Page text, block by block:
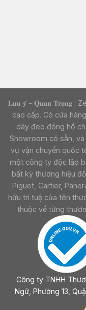
𝐋𝐮̛𝐮 𝐲́ - 𝐐𝐮𝐚𝐧 𝐓𝐫𝐨̣𝐧𝐠 :
cao cấp. Có cửa
dây đeo đồng hồ
Showroom có sẵn,
vụ vận chuyển quốc
một công ty độc lập
bất kỳ thương hiệu
Piguet, Cartier,
hữu trí tuệ của tên
thuộc về từng
Công ty TNHH
Ngữ, Phường 13,